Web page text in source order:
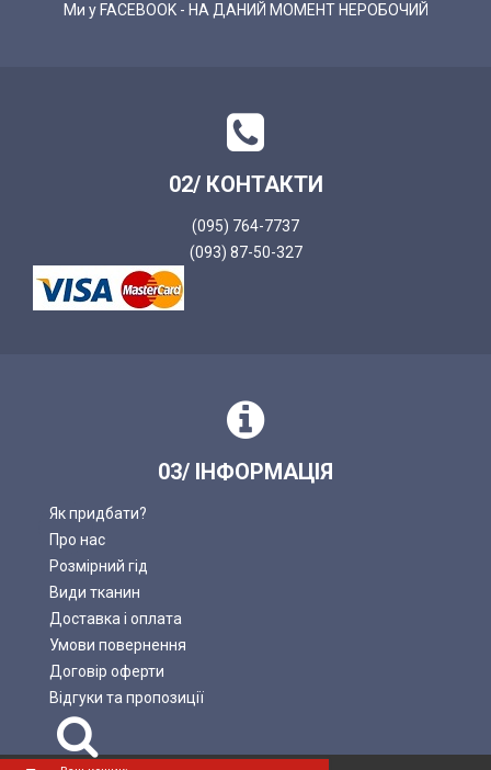
Ми у FACEBOOK - НА ДАНИЙ МОМЕНТ НЕРОБОЧИЙ
02/ КОНТАКТИ
(095) 764-7737
(093) 87-50-327
03/ ІНФОРМАЦІЯ
Як придбати?
Про нас
Розмірний гід
Види тканин
Доставка і оплата
Умови повернення
Договір оферти
Відгуки та пропозиції
Пошук